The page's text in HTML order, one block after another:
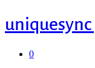
0